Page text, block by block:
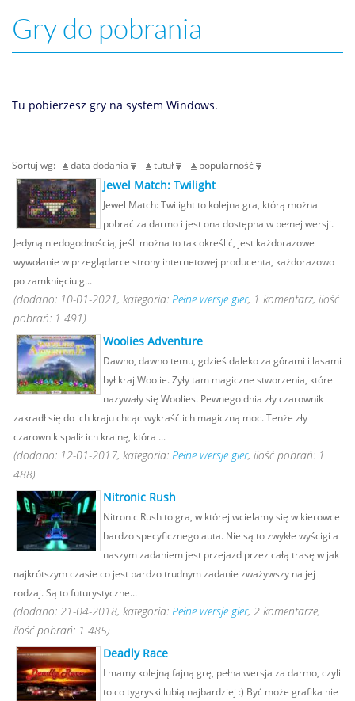
Gry do pobrania
Tu pobierzesz gry na system Windows.
Sortuj wg: data dodania tutuł popularność
Jewel Match: Twilight
Jewel Match: Twilight to kolejna gra, którą można
pobrać za darmo i jest ona dostępna w pełnej wersji.
Jedyną niedogodnością, jeśli można to tak określić, jest każdorazowe
wywołanie w przeglądarce strony internetowej producenta, każdorazowo
po zamknięciu g...
(dodano: 10-01-2021, kategoria: Pełne wersje gier, 1 komentarz, ilość
pobrań: 1 491)
Woolies Adventure
Dawno, dawno temu, gdzieś daleko za górami i lasami
był kraj Woolie. Żyły tam magiczne stworzenia, które
nazywały się Woolies. Pewnego dnia zły czarownik
zakradł się do ich kraju chcąc wykraść ich magiczną moc. Tenże zły
czarownik spalił ich krainę, która ...
(dodano: 12-01-2017, kategoria: Pełne wersje gier, ilość pobrań: 1
488)
Nitronic Rush
Nitronic Rush to gra, w której wcielamy się w kierowce
bardzo specyficznego auta. Nie są to zwykłe wyścigi a
naszym zadaniem jest przejazd przez całą trasę w jak
najkrótszym czasie co jest bardzo trudnym zadanie zważywszy na jej
rodzaj. Są to futurystyczne...
(dodano: 21-04-2018, kategoria: Pełne wersje gier, 2 komentarze,
ilość pobrań: 1 485)
Deadly Race
I mamy kolejną fajną grę, pełna wersja za darmo, czyli
to co tygryski lubią najbardziej :) Być może grafika nie